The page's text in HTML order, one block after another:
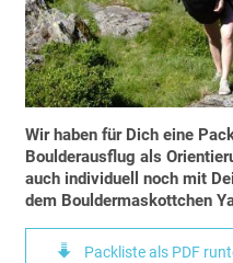
Wir haben für Dich eine
Boulderausflug als
auch individuell noch mit
dem Bouldermaskottchen
 Packliste als PDF